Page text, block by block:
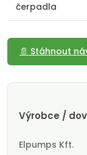
čerpadla
📄 Stáhnout
Výrobce /
Elpumps Kft.